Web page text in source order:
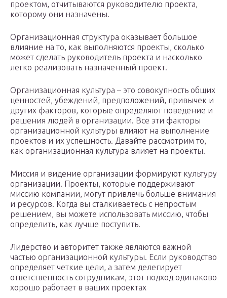
проектом, отчитываются руководителю проекта,
которому они назначены.
Организационная структура оказывает большое
влияние на то, как выполняются проекты, сколько
может сделать руководитель проекта и насколько
легко реализовать назначенный проект.
Организационная культура – это совокупность общих
ценностей, убеждений, предположений, привычек и
других факторов, которые определяют поведение и
решения людей в организации. Все эти факторы
организационной культуры влияют на выполнение
проектов и их успешность. Давайте рассмотрим то,
как организационная культура влияет на проекты.
Миссия и видение организации формируют культуру
организации. Проекты, которые поддерживают
миссию компании, могут привлечь больше внимания
и ресурсов. Когда вы сталкиваетесь с непростым
решением, вы можете использовать миссию, чтобы
определить, как лучше поступить.
Лидерство и авторитет также являются важной
частью организационной культуры. Если руководство
определяет четкие цели, а затем делегирует
ответственность сотрудникам, этот подход одинаково
хорошо работает в ваших проектах